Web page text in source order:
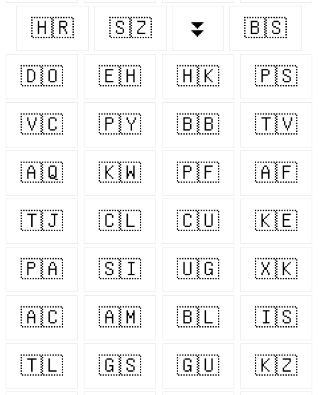
🇭🇷 🇸🇿 ⏬ 🇧🇸
🇩🇴 🇪🇭 🇭🇰 🇵🇸
🇻🇨 🇵🇾 🇧🇧 🇹🇻
🇦🇶 🇰🇼 🇵🇫 🇦🇫
🇹🇯 🇨🇱 🇨🇺 🇰🇪
🇵🇦 🇸🇮 🇺🇬 🇽🇰
🇦🇨 🇦🇲 🇧🇱 🇮🇸
🇹🇱 🇬🇸 🇬🇺 🇰🇿